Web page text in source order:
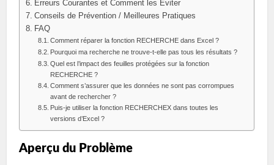
Erreurs Courantes et Comment les Éviter
Conseils de Prévention / Meilleures Pratiques
FAQ
Comment réparer la fonction RECHERCHE dans Excel ?
Pourquoi ma recherche ne trouve-t-elle pas tous les résultats ?
Quel est l’impact des feuilles protégées sur la fonction
RECHERCHE ?
Comment s’assurer que les données ne sont pas corrompues
avant de rechercher ?
Puis-je utiliser la fonction RECHERCHEX dans toutes les
versions d’Excel ?
Aperçu du Problème